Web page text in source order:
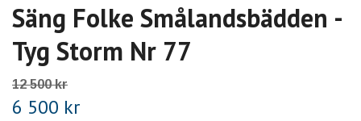
Säng Folke Smålandsbädden -
Tyg Storm Nr 77
12 500 kr
6 500 kr